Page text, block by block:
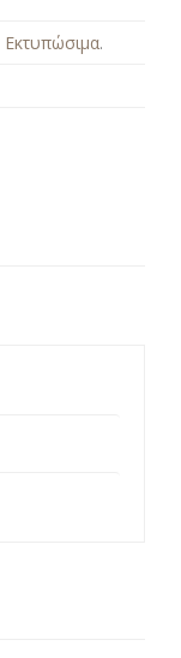
Εκτυπώσιμα.